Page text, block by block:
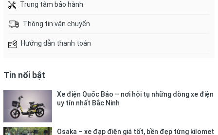
Trung tâm bảo hành
Thông tin vận chuyển
Hướng dẫn thanh toán
Tin nổi bật
Xe điện Quốc Bảo – nơi hội tụ những dòng xe điện
uy tín nhất Bắc Ninh
Osaka – xe đạp điện giá tốt, bền đẹp từng kilomet